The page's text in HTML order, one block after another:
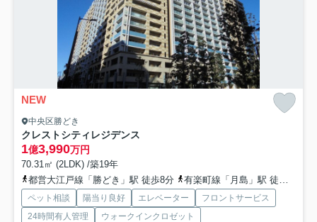
NEW
中央区勝どき
クレストシティレジデンス
1億3,990万円
70.31㎡ (2LDK) /築19年
都営大江戸線「勝どき」駅 徒歩8分
有楽町線「月島」駅 徒歩20分
ペット相談 陽当り良好 エレベーター
フロントサービス
24時間有人管理
ウォークインクロゼット